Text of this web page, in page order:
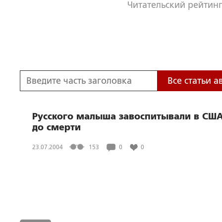
Читательский
Все статьи
Русского малыша завоспитывали в
до смерти
23.07.2004 153 0 0